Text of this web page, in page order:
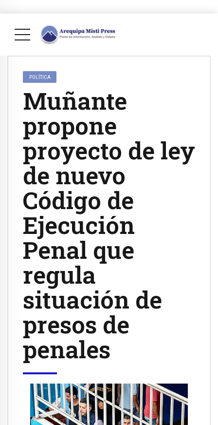
POLÍTICA
Muñante
propone
proyecto de ley
de nuevo
Código de
Ejecución
Penal que
regula
situación de
presos de
penales